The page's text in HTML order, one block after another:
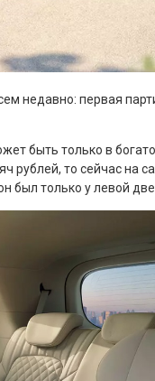
недавно: первая
быть только в
то сейчас
был только у левой